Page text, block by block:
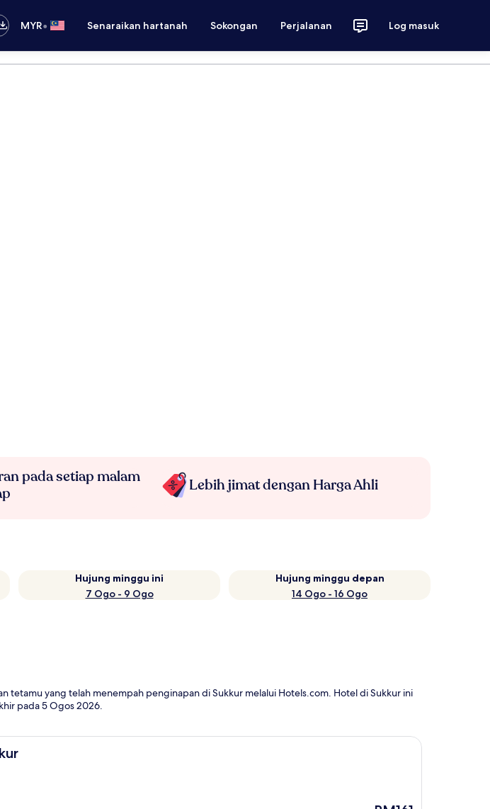
MYR• Senaraikan hartanah Sokongan Perjalanan Log masuk
pada setiap malam
Lebih jimat dengan Harga Ahli
Hujung minggu ini
7 Ogo - 9 Ogo
Hujung minggu depan
14 Ogo - 16 Ogo
yang telah menempah penginapan di Sukkur melalui Hotels.com. Hotel di Sukkur ini
pada5 Ogos 2026.